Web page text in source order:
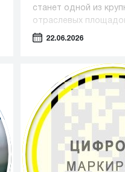
станет одной из
отраслевых
сфере медицины,
22.06.2026